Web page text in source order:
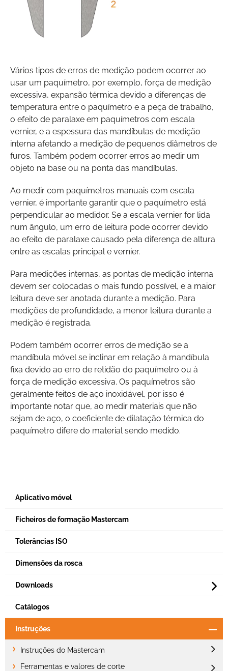
Aplicativo móvel
Ficheiros de formação Mastercam
Tolerâncias ISO
Dimensões da rosca
Downloads
Catálogos
Instruções
Instruções do Mastercam
Ferramentas e valores de corte
Vários tipos de erros de medição podem ocorrer ao
usar um paquímetro, por exemplo, força de medição
excessiva, expansão térmica devido a diferenças de
temperatura entre o paquímetro e a peça de trabalho,
o efeito de paralaxe em paquímetros com escala
vernier, e a espessura das mandíbulas de medição
interna afetando a medição de pequenos diâmetros de
furos. Também podem ocorrer erros ao medir um
objeto na base ou na ponta das mandíbulas.
Ao medir com paquímetros manuais com escala
vernier, é importante garantir que o paquímetro está
perpendicular ao medidor. Se a escala vernier for lida
num ângulo, um erro de leitura pode ocorrer devido
ao efeito de paralaxe causado pela diferença de altura
entre as escalas principal e vernier.
Para medições internas, as pontas de medição interna
devem ser colocadas o mais fundo possível, e a maior
leitura deve ser anotada durante a medição. Para
medições de profundidade, a menor leitura durante a
medição é registrada.
Podem também ocorrer erros de medição se a
mandíbula móvel se inclinar em relação à mandíbula
fixa devido ao erro de retidão do paquímetro ou à
força de medição excessiva. Os paquímetros são
geralmente feitos de aço inoxidável, por isso é
importante notar que, ao medir materiais que não
sejam de aço, o coeficiente de dilatação térmica do
paquímetro difere do material sendo medido.